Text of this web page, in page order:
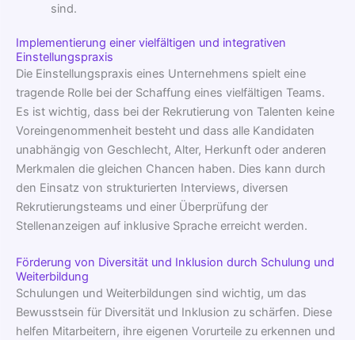
sind.
Implementierung einer vielfältigen und integrativen
Einstellungspraxis
Die Einstellungspraxis eines Unternehmens spielt eine
tragende Rolle bei der Schaffung eines vielfältigen Teams.
Es ist wichtig, dass bei der Rekrutierung von Talenten keine
Voreingenommenheit besteht und dass alle Kandidaten
unabhängig von Geschlecht, Alter, Herkunft oder anderen
Merkmalen die gleichen Chancen haben. Dies kann durch
den Einsatz von strukturierten Interviews, diversen
Rekrutierungsteams und einer Überprüfung der
Stellenanzeigen auf inklusive Sprache erreicht werden.
Förderung von Diversität und Inklusion durch Schulung und
Weiterbildung
Schulungen und Weiterbildungen sind wichtig, um das
Bewusstsein für Diversität und Inklusion zu schärfen. Diese
helfen Mitarbeitern, ihre eigenen Vorurteile zu erkennen und